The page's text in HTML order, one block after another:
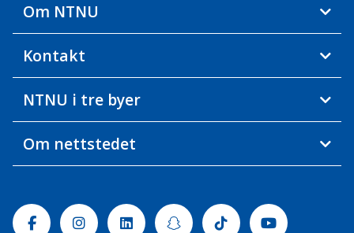
Om NTNU
Kontakt
NTNU i tre byer
Om nettstedet
FacebookInstagramLinkedinSnapchatTiktok Youtube